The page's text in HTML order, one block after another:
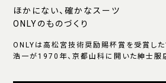
ほかにない、確かなスーツ
ONLYのものづくり
ONLYは高松宮技術奨励賜杯賞を受賞した
浩一が1970年、京都山科に開いた紳士服